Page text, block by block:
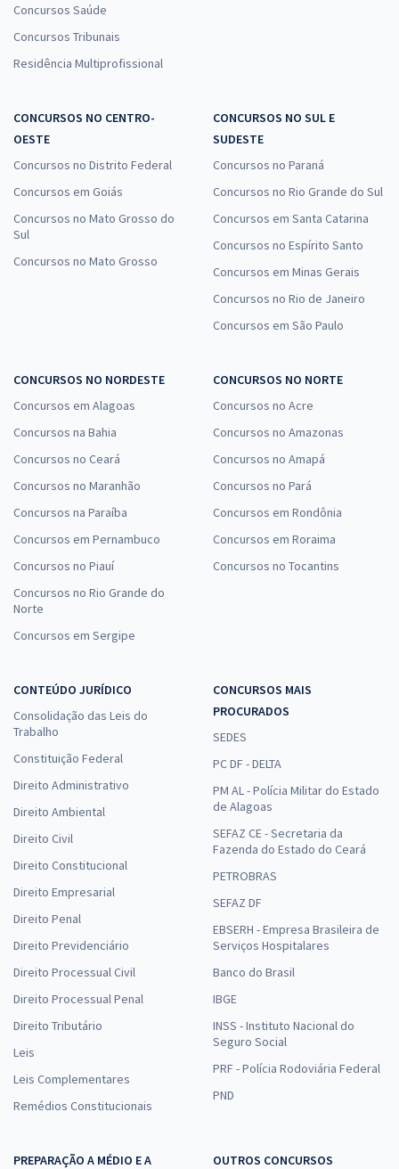
Concursos Saúde
Concursos Tribunais
Residência Multiprofissional
CONCURSOS NO CENTRO-
OESTE
Concursos no Distrito Federal
Concursos em Goiás
Concursos no Mato Grosso do
Sul
Concursos no Mato Grosso
CONCURSOS NO SUL E
SUDESTE
Concursos no Paraná
Concursos no Rio Grande do Sul
Concursos em Santa Catarina
Concursos no Espírito Santo
Concursos em Minas Gerais
Concursos no Rio de Janeiro
Concursos em São Paulo
CONCURSOS NO NORDESTE
Concursos em Alagoas
Concursos na Bahia
Concursos no Ceará
Concursos no Maranhão
Concursos na Paraíba
Concursos em Pernambuco
Concursos no Piauí
Concursos no Rio Grande do
Norte
Concursos em Sergipe
CONCURSOS NO NORTE
Concursos no Acre
Concursos no Amazonas
Concursos no Amapá
Concursos no Pará
Concursos em Rondônia
Concursos em Roraima
Concursos no Tocantins
CONTEÚDO JURÍDICO
Consolidação das Leis do
Trabalho
Constituição Federal
Direito Administrativo
Direito Ambiental
Direito Civil
Direito Constitucional
Direito Empresarial
Direito Penal
Direito Previdenciário
Direito Processual Civil
Direito Processual Penal
Direito Tributário
Leis
Leis Complementares
Remédios Constitucionais
CONCURSOS MAIS
PROCURADOS
SEDES
PC DF - DELTA
PM AL - Polícia Militar do Estado
de Alagoas
SEFAZ CE - Secretaria da
Fazenda do Estado do Ceará
PETROBRAS
SEFAZ DF
EBSERH - Empresa Brasileira de
Serviços Hospitalares
Banco do Brasil
IBGE
INSS - Instituto Nacional do
Seguro Social
PRF - Polícia Rodoviária Federal
PND
PREPARAÇÃO A MÉDIO E A
OUTROS CONCURSOS